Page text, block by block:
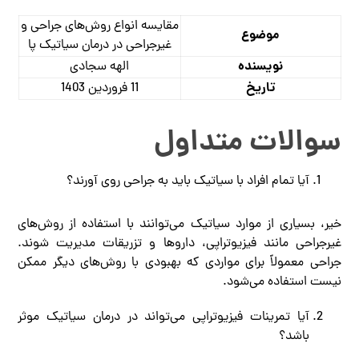
موضوع
مقایسه انواع روش‌های جراحی و
غیرجراحی در درمان سیاتیک پا
نویسنده الهه سجادی
تاریخ 11 فروردین 1403
سوالات متداول
آیا تمام افراد با سیاتیک باید به جراحی روی آورند؟
خیر، بسیاری از موارد سیاتیک می‌توانند با استفاده از روش‌های
غیرجراحی مانند فیزیوتراپی، داروها و تزریقات مدیریت شوند.
جراحی معمولاً برای مواردی که بهبودی با روش‌های دیگر ممکن
نیست استفاده می‌شود.
آیا تمرینات فیزیوتراپی می‌تواند در درمان سیاتیک موثر
باشد؟